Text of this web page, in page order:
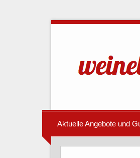
Aktuelle Angebote und